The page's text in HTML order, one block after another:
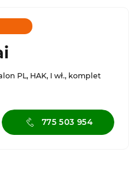
PL, HAK, I wł., komplet
775 503 954